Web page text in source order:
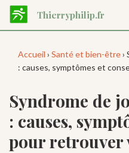
Aller
contenu
Thierryphilip.fr
Accueil › Santé et bien-être›
: causes, symptômes et
Syndrome de
: causes,
pour retrouver